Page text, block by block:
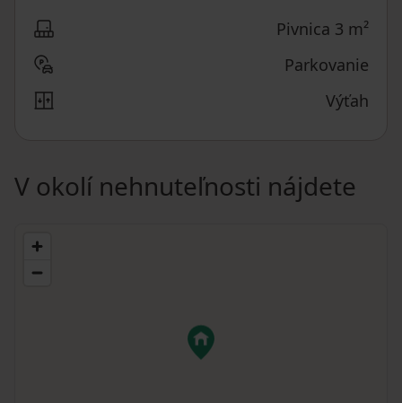
Pivnica 3 m²
Parkovanie
Výťah
V okolí nehnuteľnosti nájdete